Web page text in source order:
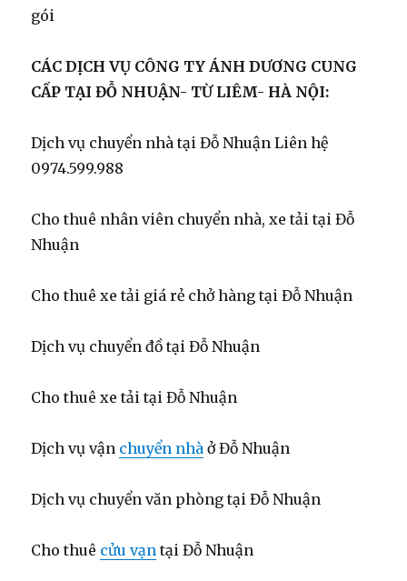
gói
CÁC DỊCH VỤ CÔNG TY ÁNH DƯƠNG CUNG
CẤP TẠI ĐỖ NHUẬN- TỪ LIÊM- HÀ NỘI:
Dịch vụ chuyển nhà tại Đỗ Nhuận Liên hệ
0974.599.988
Cho thuê nhân viên chuyển nhà, xe tải tại Đỗ
Nhuận
Cho thuê xe tải giá rẻ chở hàng tại Đỗ Nhuận
Dịch vụ chuyển đồ tại Đỗ Nhuận
Cho thuê xe tải tại Đỗ Nhuận
Dịch vụ vận chuyển nhà ở Đỗ Nhuận
Dịch vụ chuyển văn phòng tại Đỗ Nhuận
Cho thuê cửu vạn tại Đỗ Nhuận